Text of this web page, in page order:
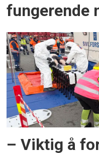
fungerende
– Viktig å